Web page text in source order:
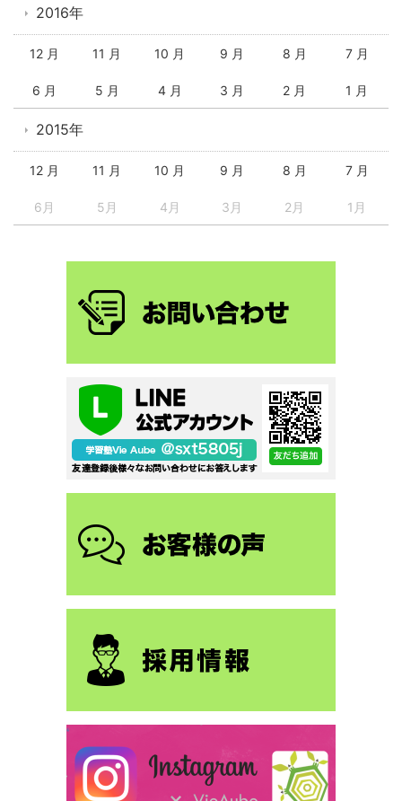
2016年
12 月 11 月 10 月 9 月 8 月 7 月
6 月 5 月 4 月 3 月 2 月 1 月
2015年
12 月 11 月 10 月 9 月 8 月 7 月
6月 5月 4月 3月 2月 1月